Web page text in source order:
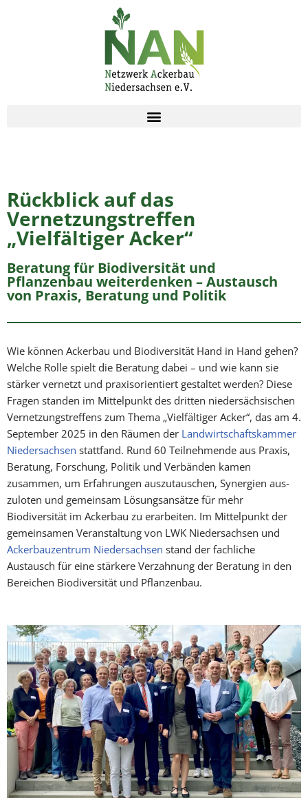
Rückblick auf das
Vernetzungstreffen
„Vielfältiger Acker“
Beratung für Biodiversität und
Pflanzenbau weiterdenken – Austausch
von Praxis, Beratung und Politik
Wie können Ackerbau und Biodiversität Hand in Hand gehen?
Welche Rolle spielt die Bera­tung dabei – und wie kann sie
stärker vernetzt und praxisorientiert gestaltet werden? Diese
Fragen standen im Mittelpunkt des dritten niedersächsischen
Vernetzungstreffens zum Thema „Vielfältiger Acker“, das am 4.
September 2025 in den Räumen der Landwirtschafts­kammer
Niedersachsen stattfand. Rund 60 Teilnehmende aus Praxis,
Beratung, Forschung, Politik und Verbänden kamen
zusammen, um Erfahrungen auszutauschen, Synergien aus­
zuloten und gemeinsam Lösungsansätze für mehr
Biodiversität im Ackerbau zu erarbeiten. Im Mittelpunkt der
gemeinsamen Veranstaltung von LWK Niedersachsen und
Ackerbauzen­trum Niedersach­sen stand der fachliche
Austausch für eine stärkere Verzahnung der Be­ratung in den
Berei­chen Biodiversität und Pflanzenbau.